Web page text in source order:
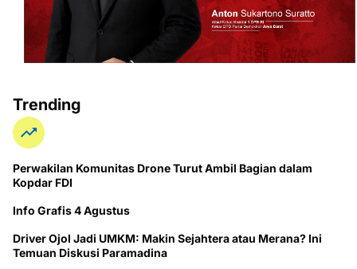
Trending
Perwakilan Komunitas Drone Turut Ambil Bagian dalam
Kopdar FDI
Info Grafis 4 Agustus
Driver Ojol Jadi UMKM: Makin Sejahtera atau Merana? Ini
Temuan Diskusi Paramadina